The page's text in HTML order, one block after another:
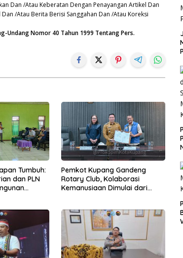
Dan /Atau Keberatan Dengan Penayangan Artikel Dan
/Atau Berita Berisi Sanggahan Dan /Atau Koreksi
Undang Nomor 40 Tahun 1999 Tentang Pers.
Tumbuh:
dan PLN
Pemkot Kupang Gandeng
Rotary Club, Kolaborasi
Kemanusiaan Dimulai dari